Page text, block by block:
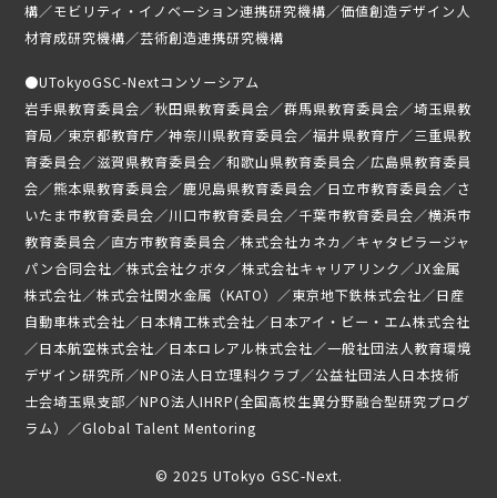
募集要項
受講生専用ページ
構／モビリティ・イノベーション連携研究機構／価値創造デザイン人
材育成研究機構／芸術創造連携研究機構
●UTokyoGSC-Nextコンソーシアム
岩手県教育委員会／秋田県教育委員会／群馬県教育委員会／埼玉県教
育局／東京都教育庁／神奈川県教育委員会／福井県教育庁／三重県教
育委員会／滋賀県教育委員会／和歌山県教育委員会／広島県教育委員
会／熊本県教育委員会／鹿児島県教育委員会／日立市教育委員会／さ
いたま市教育委員会／川口市教育委員会／千葉市教育委員会／横浜市
教育委員会／直方市教育委員会／株式会社カネカ／キャタピラージャ
パン合同会社／株式会社クボタ／株式会社キャリアリンク／JX金属
株式会社／株式会社関水金属（KATO）／東京地下鉄株式会社／日産
自動車株式会社／日本精工株式会社／日本アイ・ビー・エム株式会社
／日本航空株式会社／日本ロレアル株式会社／一般社団法人教育環境
デザイン研究所／NPO法人日立理科クラブ／公益社団法人日本技術
士会埼玉県支部／NPO法人IHRP(全国高校生異分野融合型研究プログ
ラム）／Global Talent Mentoring
© 2025 UTokyo GSC-Next.